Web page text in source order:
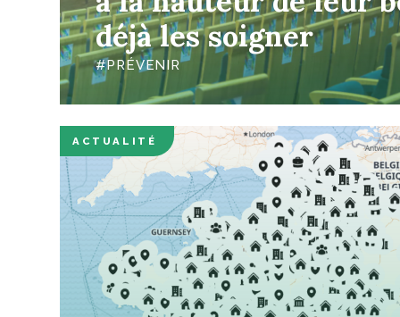
déjà les soigner
PRÉVENIR
ACTUALITÉ